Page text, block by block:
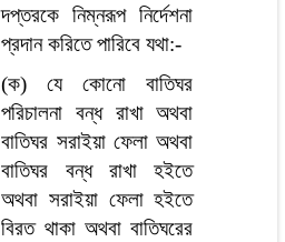
দপ্তরকে নিম্নরূপ নির্দেশনা
প্রদান করিতে পারিবে যথা:-
(ক) যে কোনো বাতিঘর
পরিচালনা বন্ধ রাখা অথবা
বাতিঘর সরাইয়া ফেলা অথবা
বাতিঘর বন্ধ রাখা হইতে
অথবা সরাইয়া ফেলা হইতে
বিরত থাকা অথবা বাতিঘরের